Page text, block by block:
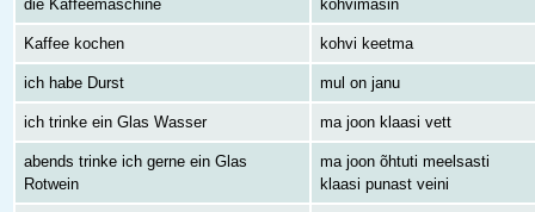
die Kaffeemaschine kohvimasin
Kaffee kochen kohvi keetma
ich habe Durst mul on janu
ich trinke ein Glas Wasser ma joon klaasi vett
abends trinke ich gerne ein Glas
Rotwein
ma joon õhtuti meelsasti
klaasi punast veini